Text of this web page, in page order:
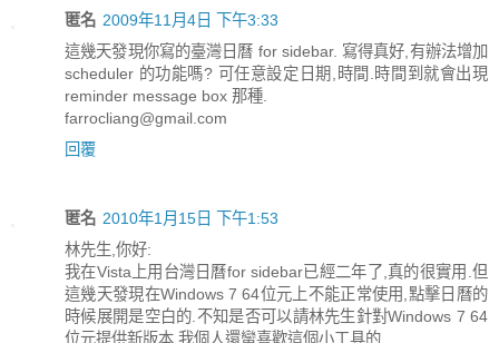
匿名 2009年11月4日 下午3:33
這幾天發現你寫的臺灣日曆 for sidebar. 寫得真好,有辦法增加
scheduler 的功能嗎? 可任意設定日期,時間.時間到就會出現
reminder message box 那種.
farrocliang@gmail.com
回覆
匿名 2010年1月15日 下午1:53
林先生,你好:
我在Vista上用台灣日曆for sidebar已經二年了,真的很實用.但
這幾天發現在Windows 7 64位元上不能正常使用,點擊日曆的
時候展開是空白的.不知是否可以請林先生針對Windows 7 64
位元提供新版本,我個人還蠻喜歡這個小工具的.